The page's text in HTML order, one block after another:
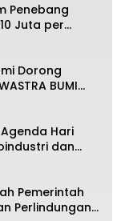
Penebang
Juta per
1.000 Pohon
Dorong
BUMI
Agenda Hari
dan
Pemerintah
Perlindungan